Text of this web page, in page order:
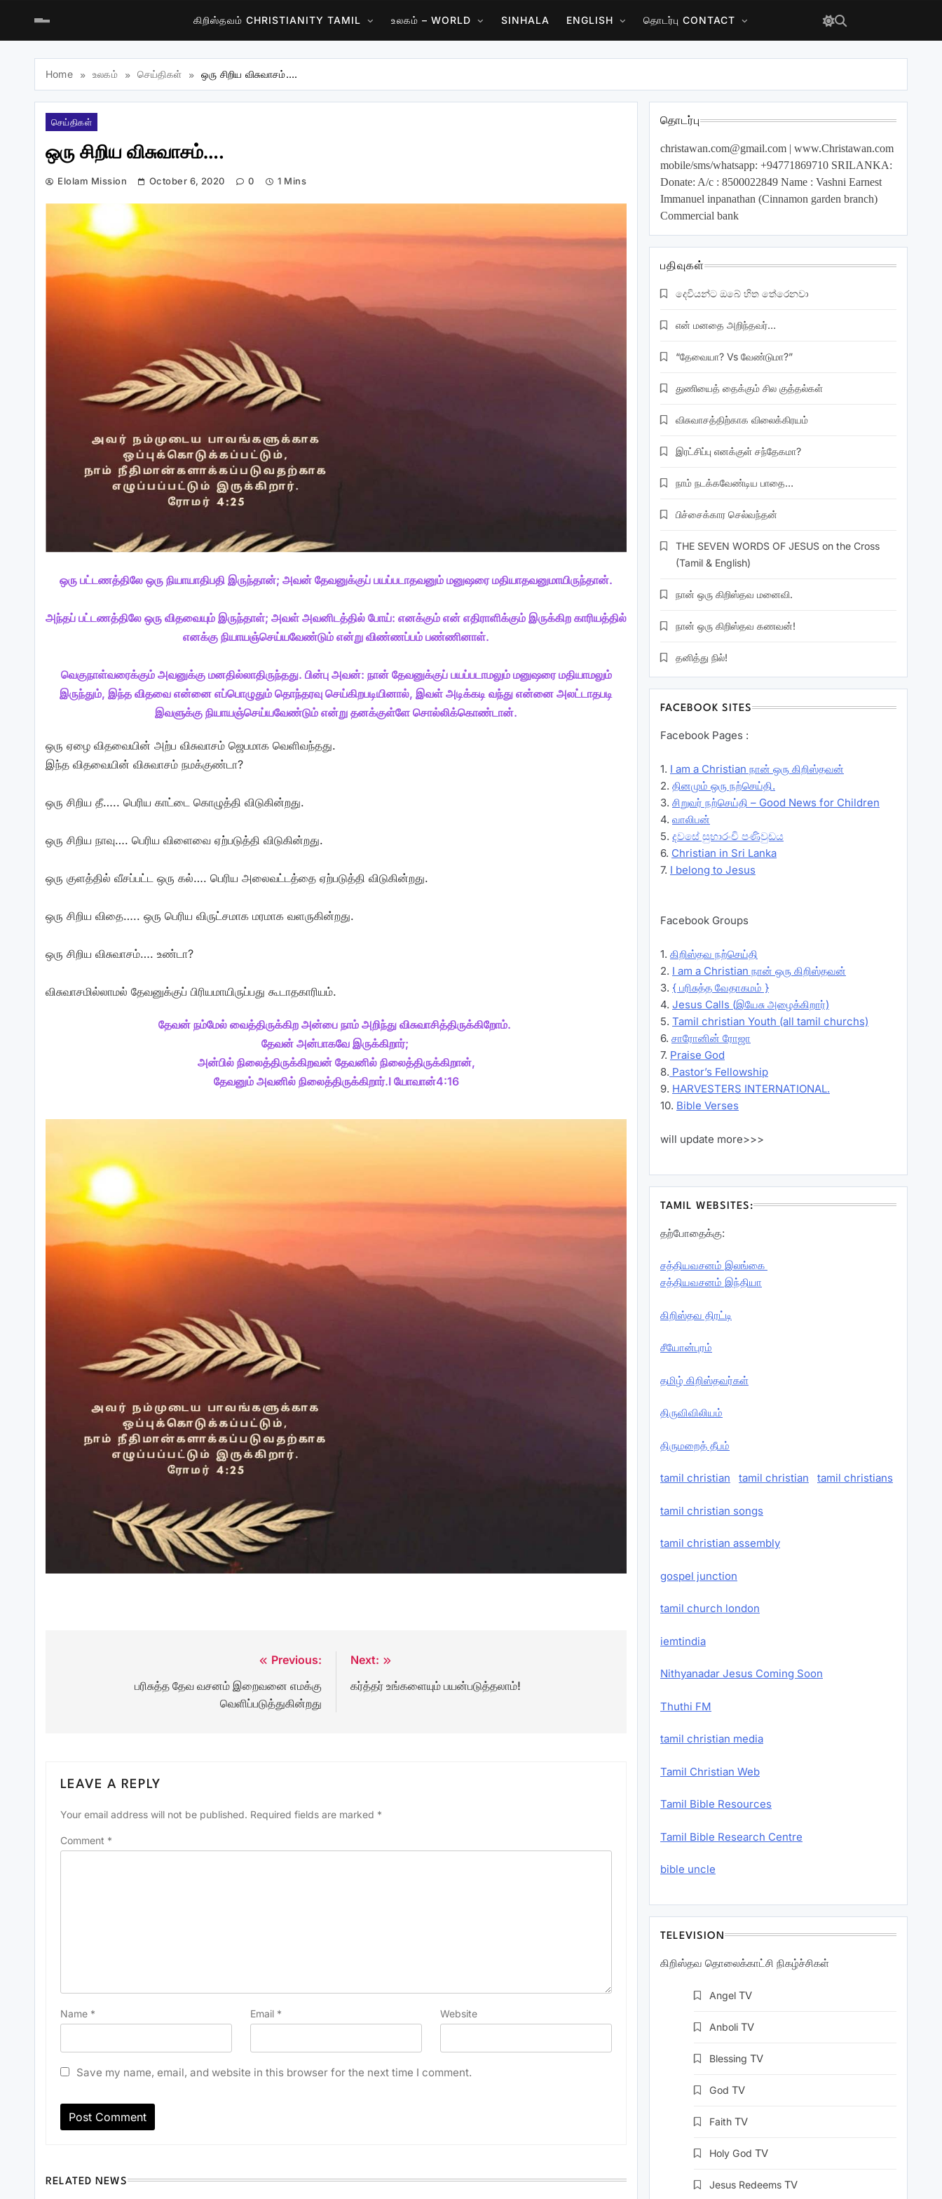
கிறிஸ்தவம் CHRISTIANITY TAMIL உலகம் – WORLD SINHALA ENGLISH தொடர்பு CONTACT
Home உலகம் செய்திகள் ஒரு சிறிய விசுவாசம்….
செய்திகள்
ஒரு சிறிய விசுவாசம்….
Elolam Mission October 6, 2020 0 1 Mins
ஒரு பட்டணத்திலே ஒரு நியாயாதிபதி இருந்தான்; அவன் தேவனுக்குப் பயப்படாதவனும் மனுஷரை மதியாதவனுமாயிருந்தான்.
அந்தப் பட்டணத்திலே ஒரு விதவையும் இருந்தாள்; அவள் அவனிடத்தில் போய்: எனக்கும் என் எதிராளிக்கும் இருக்கிற காரியத்தில்
எனக்கு நியாயஞ்செய்யவேண்டும் என்று விண்ணப்பம் பண்ணினாள்.
வெகுநாள்வரைக்கும் அவனுக்கு மனதில்லாதிருந்தது. பின்பு அவன்: நான் தேவனுக்குப் பயப்படாமலும் மனுஷரை மதியாமலும்
இருந்தும், இந்த விதவை என்னை எப்பொழுதும் தொந்தரவு செய்கிறபடியினால், இவள் அடிக்கடி வந்து என்னை அலட்டாதபடி
இவளுக்கு நியாயஞ்செய்யவேண்டும் என்று தனக்குள்ளே சொல்லிக்கொண்டான்.
ஒரு ஏழை விதவையின் அற்ப விசுவாசம் ஜெபமாக வெளிவந்தது.
இந்த விதவையின் விசுவாசம் நமக்குண்டா?
ஒரு சிறிய தீ….. பெரிய காட்டை கொழுத்தி விடுகின்றது.
ஒரு சிறிய நாவு…. பெரிய விளைவை ஏற்படுத்தி விடுகின்றது.
ஒரு குளத்தில் வீசப்பட்ட ஒரு கல்…. பெரிய அலைவட்டத்தை ஏற்படுத்தி விடுகின்றது.
ஒரு சிறிய விதை….. ஒரு பெரிய விருட்சமாக மரமாக வளருகின்றது.
ஒரு சிறிய விசுவாசம்…. உண்டா?
விசுவாசமில்லாமல் தேவனுக்குப் பிரியமாயிருப்பது கூடாதகாரியம்.
தேவன் நம்மேல் வைத்திருக்கிற அன்பை நாம் அறிந்து விசுவாசித்திருக்கிறோம்.
தேவன் அன்பாகவே இருக்கிறார்;
அன்பில் நிலைத்திருக்கிறவன் தேவனில் நிலைத்திருக்கிறான்,
தேவனும் அவனில் நிலைத்திருக்கிறார்.I யோவான்4:16
Previous:
பரிசுத்த தேவ வசனம் இறைவனை எமக்கு
வெளிப்படுத்துகின்றது
Next:
கர்த்தர் உங்களையும் பயன்படுத்தலாம்!
LEAVE A REPLY
Your email address will not be published. Required fields are marked *
Comment *
Name * Email * Website
Save my name, email, and website in this browser for the next time I comment.
RELATED NEWS
தொடர்பு
christawan.com@gmail.com | www.Christawan.com
mobile/sms/whatsapp: +94771869710 SRILANKA:
Donate: A/c : 8500022849 Name : Vashni Earnest
Immanuel inpanathan (Cinnamon garden branch)
Commercial bank
பதிவுகள்
දෙවියන්ට ඔබේ හිත තේරෙනවා
என் மனதை அறிந்தவர்…
“தேவையா? Vs வேண்டுமா?”
துணியைத் தைக்கும் சில குத்தல்கள்
விசுவாசத்திற்காக விலைக்கிரயம்
இரட்சிப்பு எனக்குள் சந்தேகமா?
நாம் நடக்கவேண்டிய பாதை…
பிச்சைக்கார செல்வந்தன்
THE SEVEN WORDS OF JESUS on the Cross
(Tamil & English)
நான் ஒரு கிறிஸ்தவ மனைவி.
நான் ஒரு கிறிஸ்தவ கணவன்!
தனித்து நில்!
FACEBOOK SITES
Facebook Pages :
1. I am a Christian நான் ஒரு கிறிஸ்தவன்
2. தினமும் ஒரு நற்செய்தி.
3. சிறுவர் நற்செய்தி – Good News for Children
4. வாலிபன்
5. දවසේ සුභාරංචි පණිවුඩය
6. Christian in Sri Lanka
7. I belong to Jesus
Facebook Groups
1. கிறிஸ்தவ நற்செய்தி
2. I am a Christian நான் ஒரு கிறிஸ்தவன்
3. { பரிசுத்த வேதாகமம் }
4. Jesus Calls (இயேசு அழைக்கிறார்)
5. Tamil christian Youth (all tamil churchs)
6. சாரோனின் ரோஜா
7. Praise God
8. Pastor’s Fellowship
9. HARVESTERS INTERNATIONAL.
10. Bible Verses
will update more>>>
TAMIL WEBSITES:
தற்போதைக்கு:
சத்தியவசனம் இலங்கை
சத்தியவசனம் இந்தியா
கிறிஸ்தவ திரட்டி
சீயோன்புரம்
தமிழ் கிறிஸ்தவர்கள்
திருவிவிலியம்
திருமறைத் தீபம்
tamil christian tamil christian tamil christians
tamil christian songs
tamil christian assembly
gospel junction
tamil church london
iemtindia
Nithyanadar Jesus Coming Soon
Thuthi FM
tamil christian media
Tamil Christian Web
Tamil Bible Resources
Tamil Bible Research Centre
bible uncle
TELEVISION
கிறிஸ்தவ தொலைக்காட்சி நிகழ்ச்சிகள்
Angel TV
Anboli TV
Blessing TV
God TV
Faith TV
Holy God TV
Jesus Redeems TV